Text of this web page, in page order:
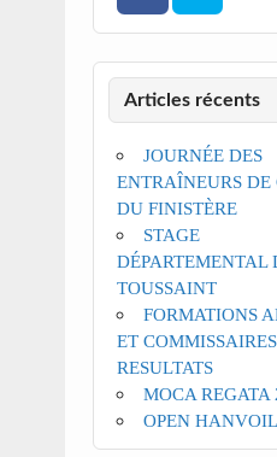
Articles récents
JOURNÉE DES
ENTRAÎNEURS DE
DU FINISTÈRE
STAGE
DÉPARTEMENTAL
TOUSSAINT
FORMATIONS
ET
RESULTATS
MOCA REGATA
OPEN